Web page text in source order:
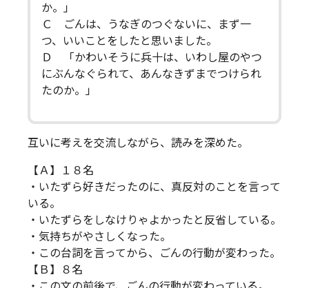
か。」
Ｃ ごんは、うなぎのつぐないに、まず一
つ、いいことをしたと思いました。
Ｄ 「かわいそうに兵十は、いわし屋のやつ
にぶんなぐられて、あんなきずまでつけられ
たのか。」
互いに考えを交流しながら、読みを深めた。
【Ａ】１８名
・いたずら好きだったのに、真反対のことを言って
いる。
・いたずらをしなけりゃよかったと反省している。
・気持ちがやさしくなった。
・この台詞を言ってから、ごんの行動が変わった。
【Ｂ】８名